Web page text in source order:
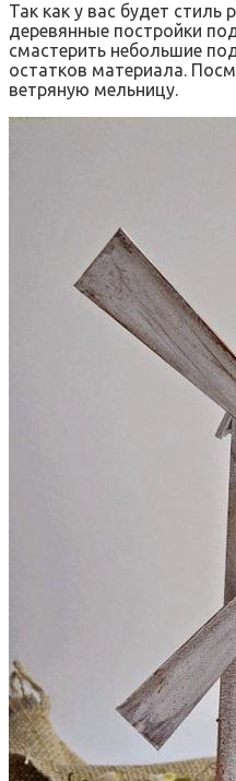
Так как у вас будет стиль
деревянные постройки
смастерить небольшие
остатков материала.
ветряную мельницу.